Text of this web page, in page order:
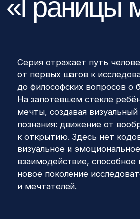
Серия отражает путь человечества —
от первых шагов к исследованию космоса
к открытию. Здесь нет кодов, только
взаимодействие, способное вдохновить
новое поколение исследователей
и мечтателей.